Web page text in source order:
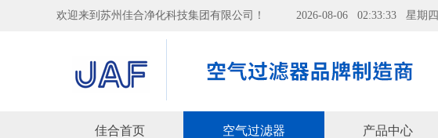
欢迎来到苏州佳合净化科技集团有限公司！ 2026-08-06 02:33:34 星期四
佳合首页 空气过滤器 产品中心